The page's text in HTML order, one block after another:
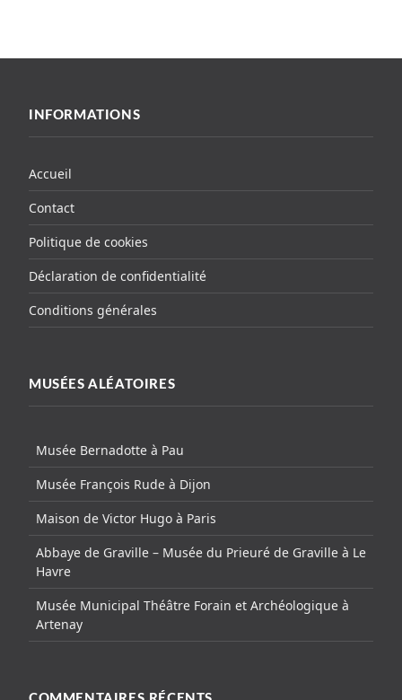
INFORMATIONS
Accueil
Contact
Politique de cookies
Déclaration de confidentialité
Conditions générales
MUSÉES ALÉATOIRES
Musée Bernadotte à Pau
Musée François Rude à Dijon
Maison de Victor Hugo à Paris
Abbaye de Graville – Musée du Prieuré de Graville à Le
Havre
Musée Municipal Théâtre Forain et Archéologique à
Artenay